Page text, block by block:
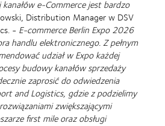
e-Commerce jest bardzo
Distribution Manager w DSV
- E-commerce Berlin Expo 2026
handlu elektronicznego. Z pełnym
udział w Expo każdej
budowy kanałów sprzedaży
zaprosić do odwiedzenia
and Logistics, gdzie z podzielimy
zwiększającymi
first mile oraz obsługi